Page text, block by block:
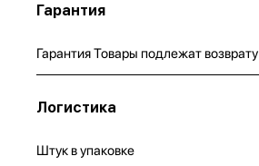
Гарантия
Гарантия Товары подлежат возврату
Логистика
Штук в упаковке